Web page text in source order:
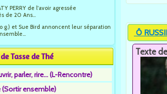
PERRY de l'avoir agressée
de 20 Ans...
g.) et Sue Bird annoncent leur séparation
Tasse de Thé
parler, rire... (L-Rencontre)
ensemble)
Ô
Texte